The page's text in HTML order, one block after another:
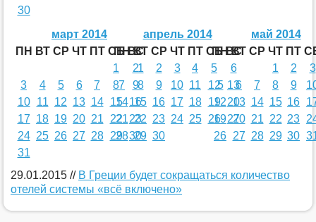
30
март 2014
ПН ВТ СР ЧТ ПТ СБ ВС
1
2
3
4 5 6 7 8
9
10
11 12 13 14 15
16
17 18 19 20 21 22
23
24 25 26 27 28 29 30
31
апрель 2014
ПН ВТ СР ЧТ ПТ СБ ВС
1
2 3 4 5
6
7
8 9 10 11 12
13
14 15 16 17 18 19
20
21 22 23 24 25 26
27
28 29 30
май 2014
ПН ВТ СР ЧТ ПТ
1
2
3
5
6 7 8 9
12 13 14 15 16
19 20 21 22 23
26 27 28 29 30
29.01.2015 // В Греции будет сокращаться количество
отелей системы «всё включено»